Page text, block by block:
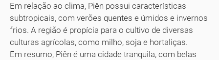
Em relação ao clima, Piên possui características
subtropicais, com verões quentes e úmidos e invernos
frios. A região é propícia para o cultivo de diversas
culturas agrícolas, como milho, soja e hortaliças.
Em resumo, Piên é uma cidade tranquila, com belas